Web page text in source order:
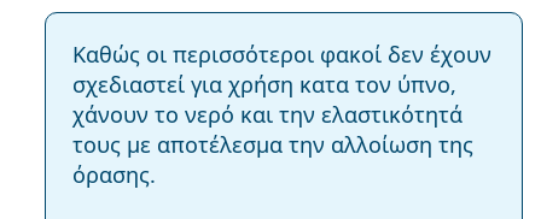
Καθώς οι περισσότεροι φακοί δεν έχουν
σχεδιαστεί για χρήση κατα τον ύπνο,
χάνουν το νερό και την ελαστικότητά
τους με αποτέλεσμα την αλλοίωση της
όρασης.